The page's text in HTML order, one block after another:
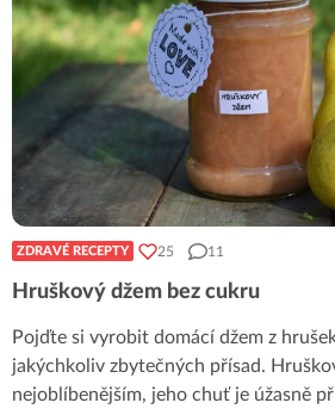
ZDRAVÉ RECEPTY 25 11
Hruškový džem bez cukru
Pojďte si vyrobit domácí džem z
jakýchkoliv zbytečných přísad.
nejoblíbenějším, jeho chuť je úžasně